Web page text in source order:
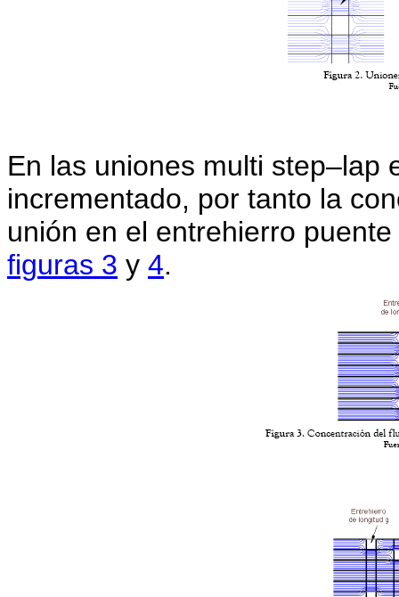
En las uniones multi step–lap
incrementado, por tanto la
unión en el entrehierro
figuras 3 y 4.